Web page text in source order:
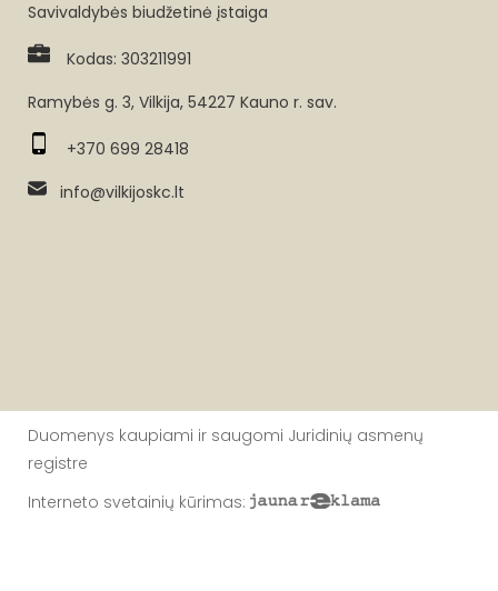
Savivaldybės biudžetinė įstaiga
Kodas: 303211991
Ramybės g. 3, Vilkija, 54227 Kauno r. sav.
+370 699 28418
info@vilkijoskc.lt
Duomenys kaupiami ir saugomi Juridinių asmenų
registre
Interneto svetainių kūrimas: